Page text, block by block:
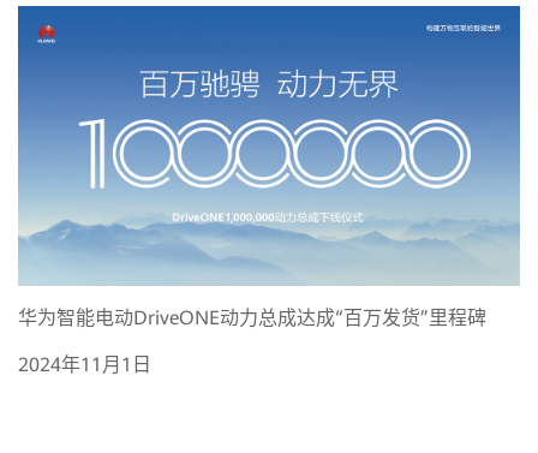
华为智能电动DriveONE动力总成达成“百万发货”里程碑
2024年11月1日